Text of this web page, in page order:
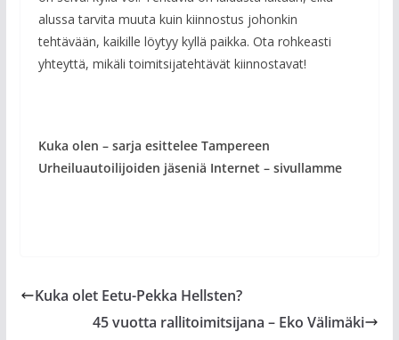
alussa tarvita muuta kuin kiinnostus johonkin
tehtävään, kaikille löytyy kyllä paikka. Ota rohkeasti
yhteyttä, mikäli toimitsijatehtävät kiinnostavat!
Kuka olen – sarja esittelee Tampereen
Urheiluautoilijoiden jäseniä Internet – sivullamme
Kuka olet Eetu-Pekka Hellsten?
45 vuotta rallitoimitsijana – Eko Välimäki